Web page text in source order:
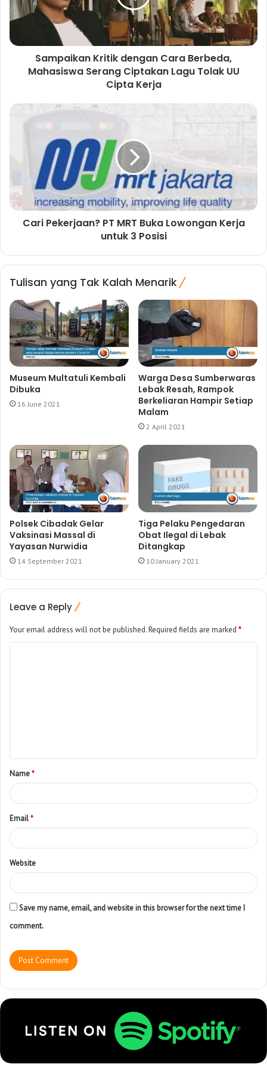
Sampaikan Kritik dengan Cara Berbeda,
Mahasiswa Serang Ciptakan Lagu Tolak UU
Cipta Kerja
Cari Pekerjaan? PT MRT Buka Lowongan Kerja
untuk 3 Posisi
Tulisan yang Tak Kalah Menarik
Museum Multatuli Kembali
Dibuka
16 June 2021
Warga Desa Sumberwaras
Lebak Resah, Rampok
Berkeliaran Hampir Setiap
Malam
2 April 2021
Polsek Cibadak Gelar
Vaksinasi Massal di
Yayasan Nurwidia
14 September 2021
Tiga Pelaku Pengedaran
Obat Ilegal di Lebak
Ditangkap
10 January 2021
Leave a Reply
Your email address will not be published.Required fields are marked *
Name*
Email*
Website
Save my name, email, and website in this browser for the next time I
comment.